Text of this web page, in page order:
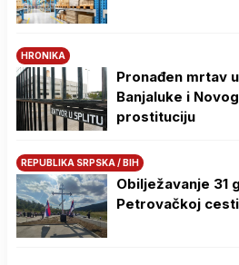
HRONIKA
Pronađen mrtav
Banjaluke i
prostituciju
REPUBLIKA SRPSKA / BIH
Obilježavanje 31
Petrovačkoj cesti